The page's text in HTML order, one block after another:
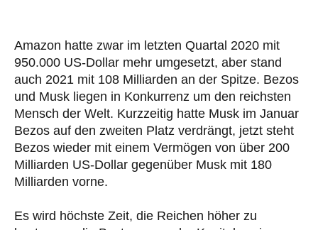
Amazon hatte zwar im letzten Quartal 2020 mit
950.000 US-Dollar mehr umgesetzt, aber stand
auch 2021 mit 108 Milliarden an der Spitze. Bezos
und Musk liegen in Konkurrenz um den reichsten
Mensch der Welt. Kurzzeitig hatte Musk im Januar
Bezos auf den zweiten Platz verdrängt, jetzt steht
Bezos wieder mit einem Vermögen von über 200
Milliarden US-Dollar gegenüber Musk mit 180
Milliarden vorne.
Es wird höchste Zeit, die Reichen höher zu